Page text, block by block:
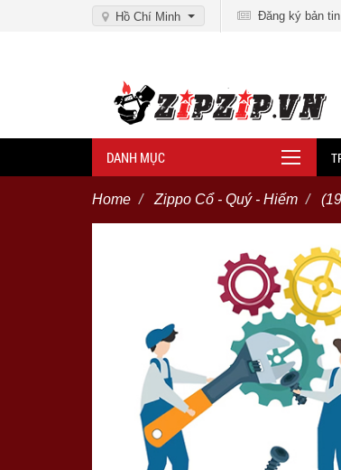
Hồ Chí Minh Đăng ký bản tin
DANH MỤC
Home Zippo Cổ - Quý - Hiếm